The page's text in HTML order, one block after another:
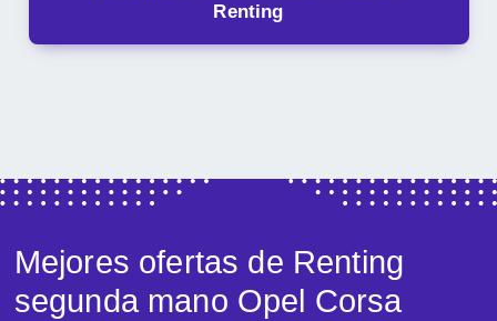
Renting
Mejores ofertas de Renting
segunda mano Opel Corsa